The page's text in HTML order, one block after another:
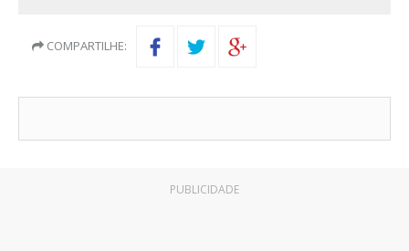
COMPARTILHE:
PUBLICIDADE